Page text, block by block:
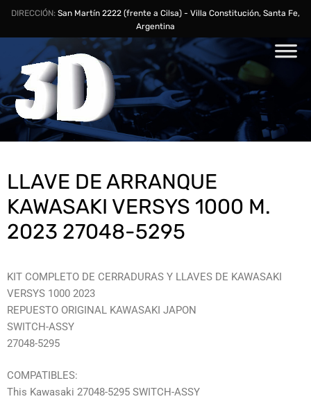
DIRECCIÓN: San Martín 2222 (frente a Cilsa) - Villa Constitución, Santa Fe,
Argentina
LLAVE DE ARRANQUE
KAWASAKI VERSYS 1000 M.
2023 27048-5295
KIT COMPLETO DE CERRADURAS Y LLAVES DE KAWASAKI
VERSYS 1000 2023
REPUESTO ORIGINAL KAWASAKI JAPON
SWITCH-ASSY
27048-5295
COMPATIBLES:
This Kawasaki 27048-5295 SWITCH-ASSY